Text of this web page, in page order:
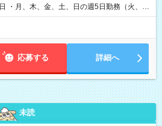
・月、木、金、土、日の週5日勤務（火、水
、年末年始等、長期休暇有り！） ・ワンシ
（0～5h/月）
応募する 詳細へ
未読